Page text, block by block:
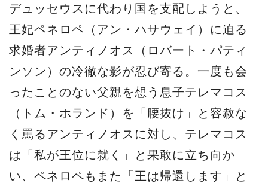
デュッセウスに代わり国を支配しようと、
王妃ペネロペ（アン・ハサウェイ）に迫る
求婚者アンティノオス（ロバート・パティ
ンソン）の冷徹な影が忍び寄る。一度も会
ったことのない父親を想う息子テレマコス
（トム・ホランド）を「腰抜け」と容赦な
く罵るアンティノオスに対し、テレマコス
は「私が王位に就く」と果敢に立ち向か
い、ペネロペもまた「王は帰還します」と